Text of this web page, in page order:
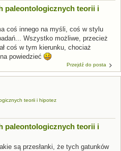
paleontologicznych teorii i
coś innego na myśli, coś w stylu
Wszystko możliwe, przecież
coś w tym kierunku, chociaż
powiedzieć
Przejdź do posta
teorii i hipotez
paleontologicznych teorii i
są przesłanki, że tych gatunków